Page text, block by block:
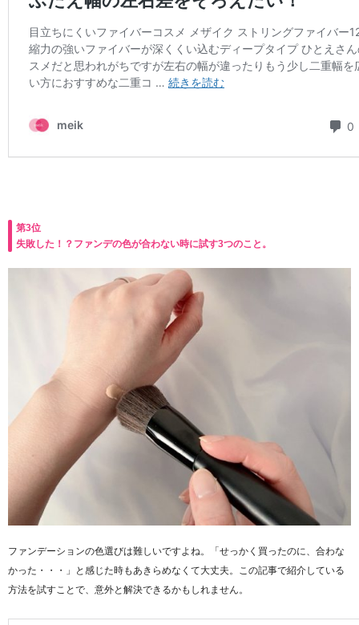
第3位
失敗した！？ファンデの色が合わない時に試す3つのこと。
ファンデーションの色選びは難しいですよね。「せっかく買ったのに、合わな
かった・・・」と感じた時もあきらめなくて大丈夫。この記事で紹介している
方法を試すことで、意外と解決できるかもしれません。